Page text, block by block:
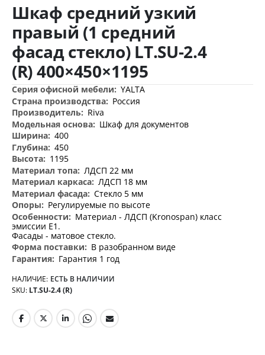
началу
изображений
Шкаф средний узкий
правый (1 средний
фасад стекло) LT.SU-2.4
(R) 400×450×1195
Дополнительная
информация
YALTA
Россия
Riva
Шкаф для документов
400
450
1195
ЛДСП 22 мм
ЛДСП 18 мм
Стекло 5 мм
Регулируемые по высоте
Материал - ЛДСП (Kronospan) класс
эмиссии Е1.
Фасады - матовое стекло.
В разобранном виде
Гарантия 1 год
НАЛИЧИЕ: ЕСТЬ В НАЛИЧИИ
SKU LT.SU-2.4 (R)